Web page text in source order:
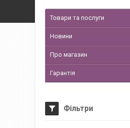
Товари та послуги
Новини
Про магазин
Гарантія
Фільтри